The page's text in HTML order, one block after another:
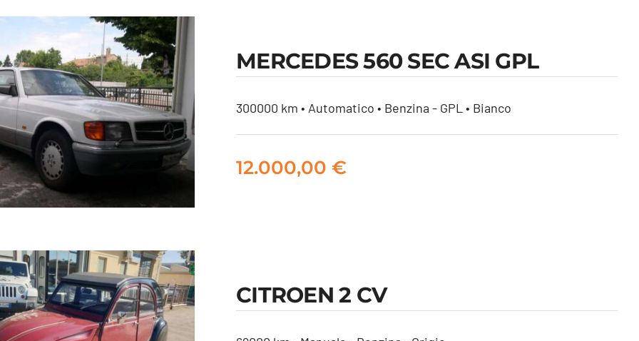
300 SE
GPL
560 SEC
ASI GPL
MERCEDES 560 SEC ASI GPL
300000 km • Automatico • Benzina - GPL • Bianco
12.000,00€
CITROEN 2 CV